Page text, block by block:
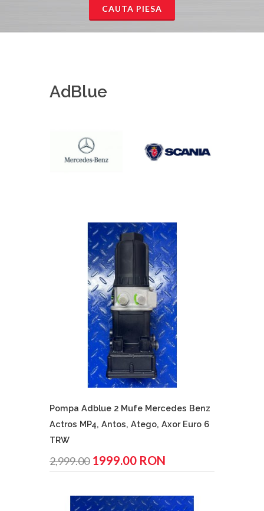
CAUTA PIESA
AdBlue
Pompa Adblue 2 Mufe Mercedes Benz
Actros MP4, Antos, Atego, Axor Euro 6
TRW
2,999.00 1999.00 RON